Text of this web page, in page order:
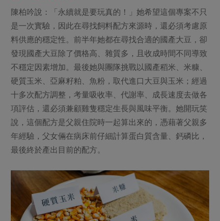
陳柏吟說：「永續就是要玩真的！」她希望這個專案不只
是一次實驗，因此在尋找飼料配方來源時，還必須考慮原
料供應的穩定性。前半年她都在尋找合適的國產大豆，卻
發現國產大豆除了價格高、雜質多，且收成時間不同導致
不穩定因素增加。最後她與團隊挑戰以國產稻米、米糠、
硬質玉米、亞麻籽粕、魚粉，取代進口大豆與玉米；經過
十多次配方調整，考量吸收率、代謝率、成長速度去做各
項評估，還必須兼顧雞隻穩定生長與風味平衡。她開玩笑
說，這個配方是父親住院時一起算出來的，憑藉著父親多
年經驗，父女倆在病床前仔細計算蛋白質含量、鈣磷比，
最後終於產出目前的配方。